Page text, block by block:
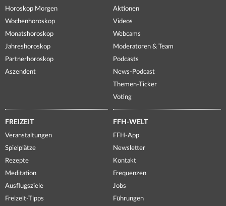
Horoskop Morgen
Wochenhoroskop
Monatshoroskop
Jahreshoroskop
Partnerhoroskop
Aszendent
Aktionen
Videos
Webcams
Moderatoren & Team
Podcasts
News-Podcast
Themen-Ticker
Voting
FREIZEIT
Veranstaltungen
Spielplätze
Rezepte
Meditation
Ausflugsziele
Freizeit-Tipps
FFH-WELT
FFH-App
Newsletter
Kontakt
Frequenzen
Jobs
Führungen